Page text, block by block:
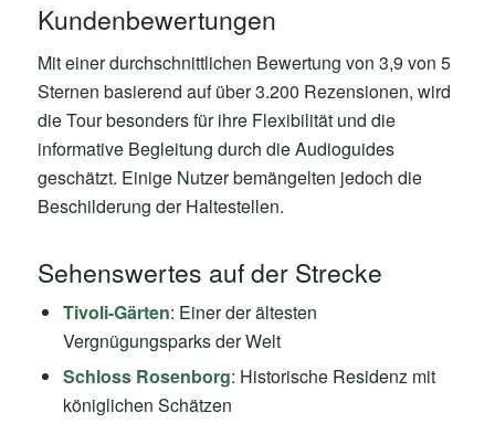
Kundenbewertungen
Mit einer durchschnittlichen Bewertung von 3,9 von 5
Sternen basierend auf über 3.200 Rezensionen, wird
die Tour besonders für ihre Flexibilität und die
informative Begleitung durch die Audioguides
geschätzt. Einige Nutzer bemängelten jedoch die
Beschilderung der Haltestellen.
Sehenswertes auf der Strecke
Tivoli-Gärten: Einer der ältesten
Vergnügungsparks der Welt
Schloss Rosenborg: Historische Residenz mit
königlichen Schätzen